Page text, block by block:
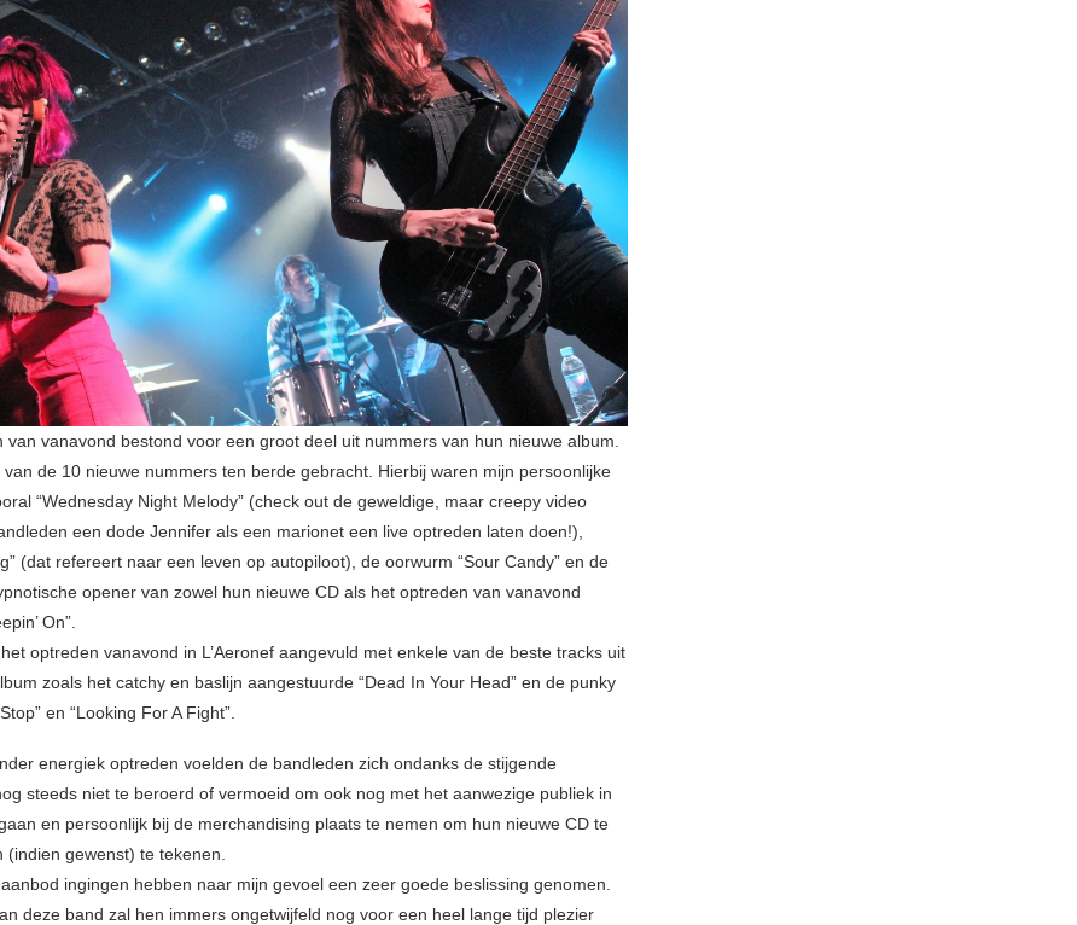
van vanavond bestond voor een groot deel uit nummers van hun nieuwe album.
de 10 nieuwe nummers ten berde gebracht. Hierbij waren mijn persoonlijke
“Wednesday Night Melody” (check out de geweldige, maar creepy video
een dode Jennifer als een marionet een live optreden laten doen!),
(dat refereert naar een leven op autopiloot), de oorwurm “Sour Candy” en de
opener van zowel hun nieuwe CD als het optreden van vanavond
On”.
optreden vanavond in L’Aeronef aangevuld met enkele van de beste tracks uit
zoals het catchy en baslijn aangestuurde “Dead In Your Head” en de punky
en “Looking For A Fight”.
energiek optreden voelden de bandleden zich ondanks de stijgende
steeds niet te beroerd of vermoeid om ook nog met het aanwezige publiek in
en persoonlijk bij de merchandising plaats te nemen om hun nieuwe CD te
(indien gewenst) te tekenen.
ingingen hebben naar mijn gevoel een zeer goede beslissing genomen.
deze band zal hen immers ongetwijfeld nog voor een heel lange tijd plezier